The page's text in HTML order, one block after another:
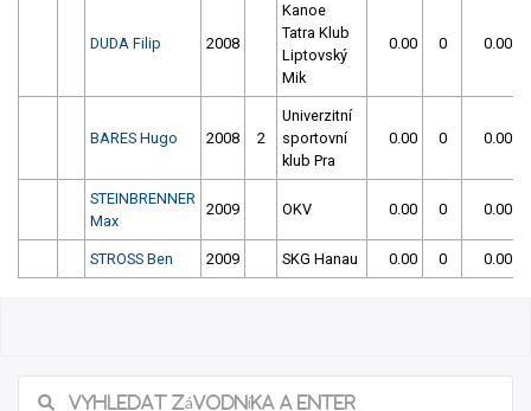
DUDA Filip 2008
Kanoe
Tatra Klub
Liptovský
Mik
0.00 0 0.00
BARES Hugo 2008 2
Univerzitní
sportovní
klub Pra
0.00 0 0.00
STEINBRENNER
Max
2009 OKV 0.00 0 0.00
STROSS Ben 2009 SKG Hanau 0.00 0 0.00